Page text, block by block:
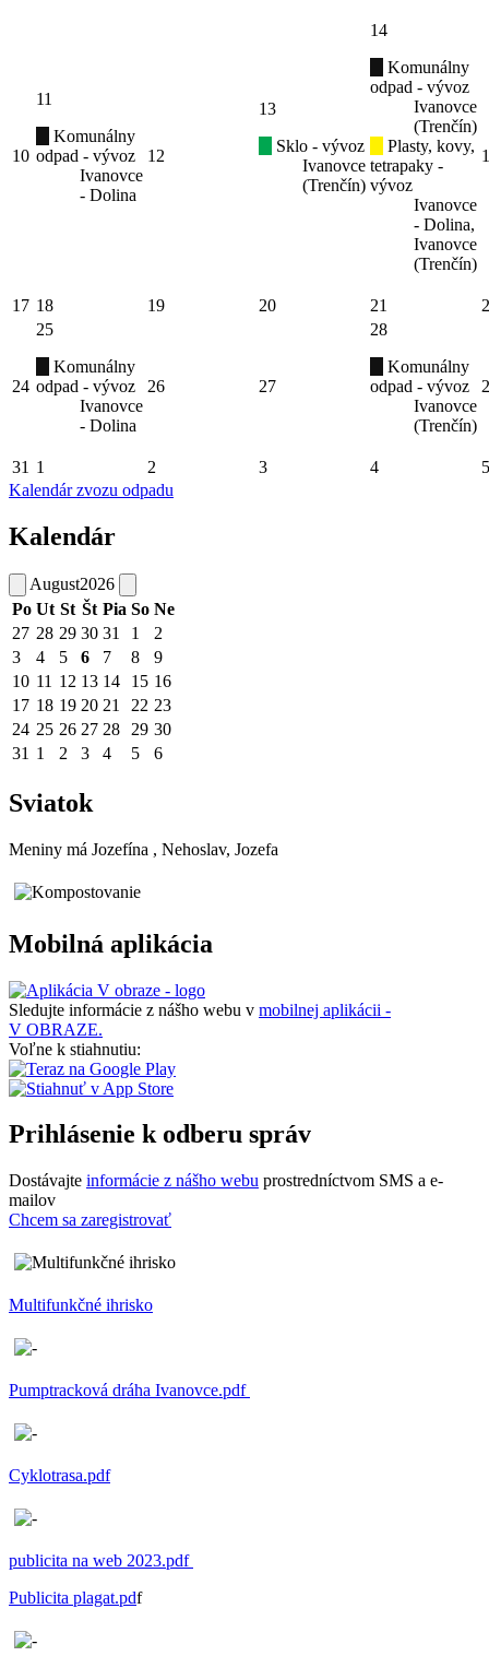
10
11
Komunálny
odpad - vývoz
Ivanovce
- Dolina
12
13
Sklo - vývoz
Ivanovce
(Trenčín)
14
Komunálny
odpad - vývoz
Ivanovce
(Trenčín)
Plasty, kovy,
tetrapaky -
vývoz
Ivanovce
- Dolina,
Ivanovce
(Trenčín)
17 18 19 20 21
24
25
Komunálny
odpad - vývoz
Ivanovce
- Dolina
26 27
28
Komunálny
odpad - vývoz
Ivanovce
(Trenčín)
31 1 2 3 4
5
Kalendár zvozu odpadu
Kalendár
August2026
Po Ut St Št Pia So Ne
27 28 29 30 31 1
2
3
4 5 6 7 8
9
10 11 12 13 14 15 16
17 18 19 20 21 22 23
24 25 26 27 28 29 30
31 1 2 3 4 5 6
Sviatok
Meniny má Jozefína , Nehoslav, Jozefa
Mobilná aplikácia
Sledujte informácie z nášho webu v mobilnej aplikácii -
V OBRAZE.
Voľne k stiahnutiu:
Prihlásenie k odberu správ
Dostávajte informácie z nášho webu prostredníctvom SMS a e-
mailov
Chcem sa zaregistrovať
Multifunkčné ihrisko
Pumptracková dráha Ivanovce.pdf
Cyklotrasa.pdf
publicita na web 2023.pdf
Publicita plagat.pdf